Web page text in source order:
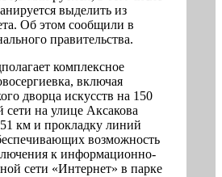
выделить из
Об этом сообщили в
правительства.
комплексное
включая
дворца искусств на 150
сети на улице Аксакова
км и прокладку линий
возможность
к информационно-
сети «Интернет» в парке